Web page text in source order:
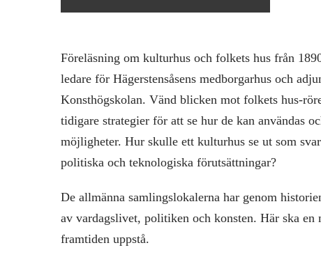
Föreläsning om kulturhus och folkets hus från
ledare för Hägerstensåsens medborgarhus och
Konsthögskolan. Vänd blicken mot folkets hus-
tidigare strategier för att se hur de kan användas
möjligheter. Hur skulle ett kulturhus se ut som
politiska och teknologiska förutsättningar?
De allmänna samlingslokalerna har genom
av vardagslivet, politiken och konsten. Här ska
framtiden uppstå.